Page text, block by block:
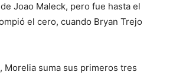
Joao Maleck, pero fue hasta el
el cero, cuando Bryan Trejo
Morelia suma sus primeros tres